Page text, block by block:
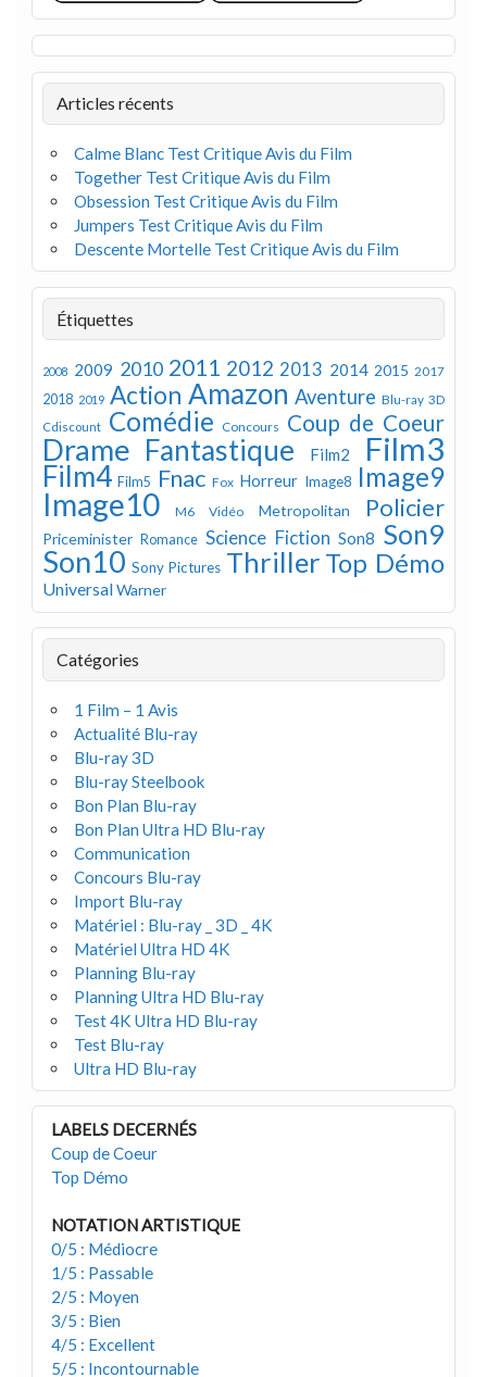
Articles récents
Calme Blanc Test Critique Avis du Film
Together Test Critique Avis du Film
Obsession Test Critique Avis du Film
Jumpers Test Critique Avis du Film
Descente Mortelle Test Critique Avis du Film
Étiquettes
2008 2009 2010 2011 2012 2013 2014 2015 2017
2018 2019 Action Amazon Aventure Blu-ray 3D
Cdiscount Comédie Concours Coup de Coeur
Drame Fantastique Film2 Film3
Film4 Film5 Fnac Fox Horreur Image8 Image9
Image10 M6 Vidéo Metropolitan Policier
Priceminister Romance Science Fiction Son8 Son9
Son10 Sony Pictures Thriller Top Démo
UniversalWarner
Catégories
1 Film – 1 Avis
Actualité Blu-ray
Blu-ray 3D
Blu-ray Steelbook
Bon Plan Blu-ray
Bon Plan Ultra HD Blu-ray
Communication
Concours Blu-ray
Import Blu-ray
Matériel : Blu-ray _ 3D _ 4K
Matériel Ultra HD 4K
Planning Blu-ray
Planning Ultra HD Blu-ray
Test 4K Ultra HD Blu-ray
Test Blu-ray
Ultra HD Blu-ray
LABELS DECERNÉS
Coup de Coeur
Top Démo
NOTATION ARTISTIQUE
0/5 : Médiocre
1/5 : Passable
2/5 : Moyen
3/5 : Bien
4/5 : Excellent
5/5 : Incontournable